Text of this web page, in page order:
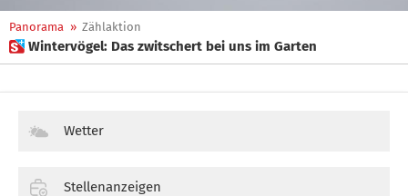
Panorama » Zählaktion
 Wintervögel: Das zwitschert bei uns im Garten
Wetter
Stellenanzeigen